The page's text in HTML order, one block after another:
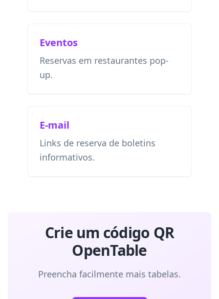
Eventos
Reservas em restaurantes pop-
up.
E-mail
Links de reserva de boletins
informativos.
Crie um código QR
OpenTable
Preencha facilmente mais tabelas.